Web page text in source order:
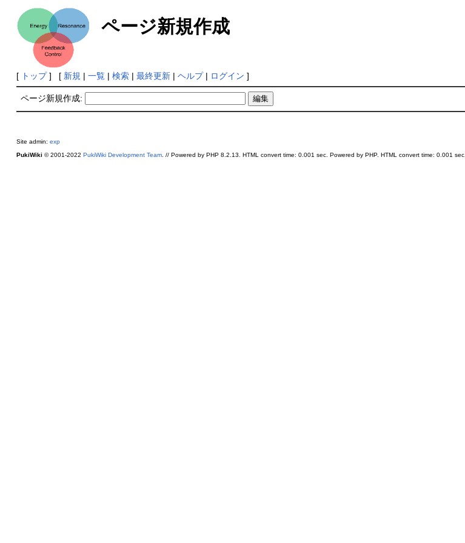
ページ新規作成
[ トップ] [ 新規 | 一覧| 検索| 最終更新| ヘルプ| ログイン ]
ページ新規作成:
Site admin: exp
PukiWiki © 2001-2022 PukiWiki Development Team. // Powered by PHP 8.2.13. HTML convert time: 0.001 sec. Powered by PHP. HTML convert time: 0.001 sec.